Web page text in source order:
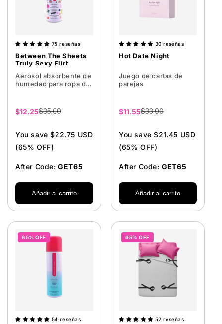
75 reseñas
Between The Sheets
Truly Sexy Flirt
Aerosol absorbente de
humedad para ropa de
Precio
venta
$12.25$35.00
You save $22.75 USD
(65% OFF)
After Code:GET65
Añadir al carrito
30 reseñas
Hot Date Night
Juego de cartas de
parejas
Precio
venta
$11.55$33.00
You save $21.45 USD
(65% OFF)
After Code:GET65
Añadir al carrito
65% OFF
54 reseñas
65% OFF
52 reseñas